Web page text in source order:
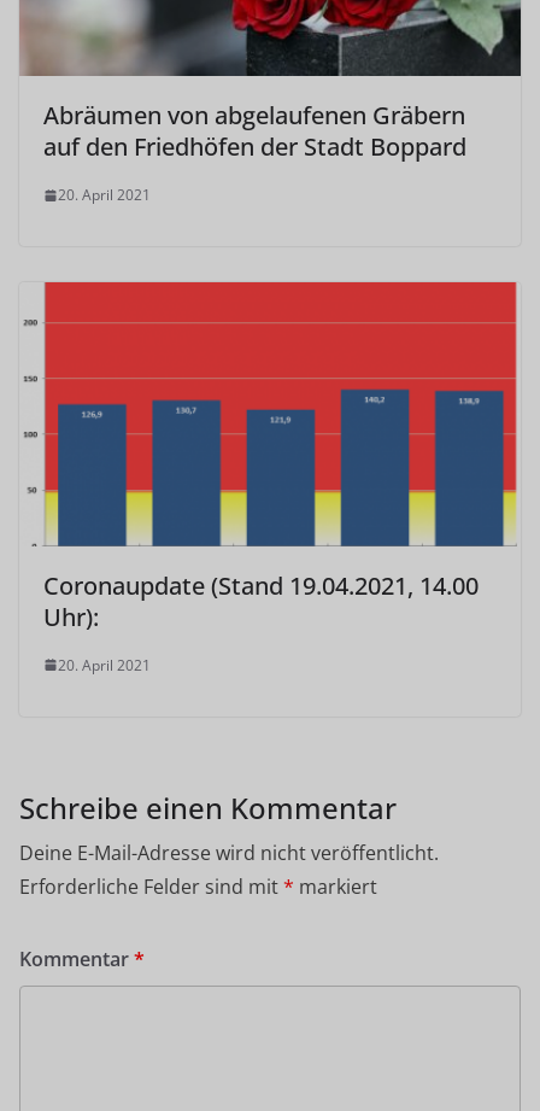
Abräumen von abgelaufenen Gräbern
auf den Friedhöfen der Stadt Boppard
20. April 2021
Coronaupdate (Stand 19.04.2021, 14.00
Uhr):
20. April 2021
Schreibe einen Kommentar
Deine E-Mail-Adresse wird nicht veröffentlicht.
Erforderliche Felder sind mit* markiert
Kommentar*